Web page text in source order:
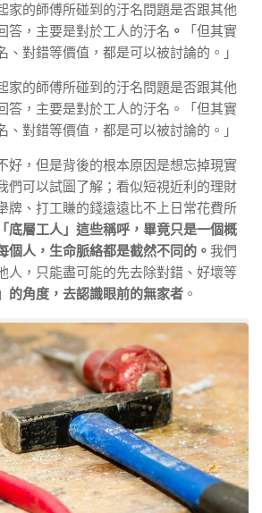
家的師傅所碰到的汙名問題是否跟其他
答，主要是對於工人的汙名 。
「但其實
、對錯等價值，都是可以被討論的。」
家的師傅所碰到的汙名問題是否跟其他
答，主要是對於工人的汙名。「但其實
、對錯等價值，都是可以被討論的。」
好，但是背後的根本原因是想忘掉現實
們可以試圖了解；看似短視近利的理財
牌、打工賺的錢遠遠比不上日常花費所
底層工人」這些稱呼，畢竟只是一個概
個人，生命脈絡都是截然不同的。 我們
人，只能盡可能的先去除對錯、好壞等
的角度，去認識眼前的無家者 。